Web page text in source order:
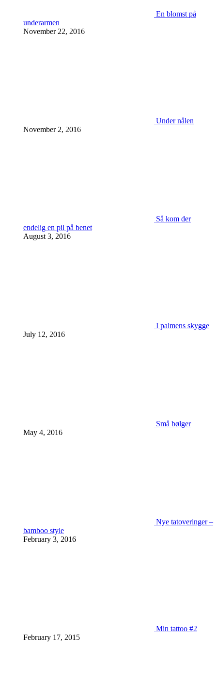
En blomst på
underarmen
November 22, 2016
Under nålen
November 2, 2016
Så kom der
endelig en pil på benet
August 3, 2016
I palmens skygge
July 12, 2016
Små bølger
May 4, 2016
Nye tatoveringer –
bamboo style
February 3, 2016
Min tattoo #2
February 17, 2015